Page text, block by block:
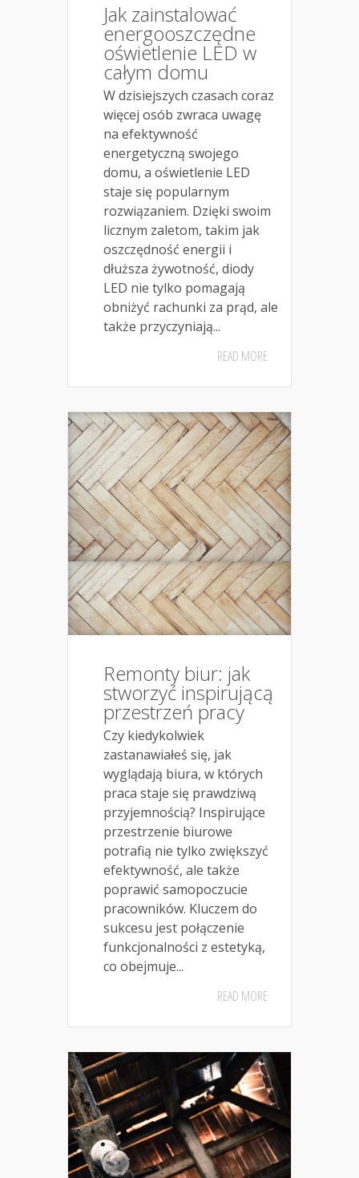
Jak zainstalować
energooszczędne
oświetlenie LED w
całym domu
W dzisiejszych czasach coraz
więcej osób zwraca uwagę
na efektywność
energetyczną swojego
domu, a oświetlenie LED
staje się popularnym
rozwiązaniem. Dzięki swoim
licznym zaletom, takim jak
oszczędność energii i
dłuższa żywotność, diody
LED nie tylko pomagają
obniżyć rachunki za prąd, ale
także przyczyniają...
READ MORE
Remonty biur: jak
stworzyć inspirującą
przestrzeń pracy
Czy kiedykolwiek
zastanawiałeś się, jak
wyglądają biura, w których
praca staje się prawdziwą
przyjemnością? Inspirujące
przestrzenie biurowe
potrafią nie tylko zwiększyć
efektywność, ale także
poprawić samopoczucie
pracowników. Kluczem do
sukcesu jest połączenie
funkcjonalności z estetyką,
co obejmuje...
READ MORE